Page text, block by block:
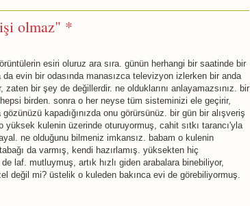
olmaz" *
esiri oluruz ara sıra. günün herhangi bir saatinde bir
evin bir odasında manasızca televizyon izlerken bir anda
bir şey de değillerdir. ne olduklarını anlayamazsınız. bir
birden. sonra o her neyse tüm sisteminizi ele geçirir,
kapadığınızda onu görürsünüz. bir gün bir alışveriş
kulenin üzerinde oturuyormuş, cahit sıtkı tarancı'yla
ne olduğunu bilmeniz imkansız. babam o kulenin
da varmış, kendi hazırlamış. yüksekten hiç
laf. mutluymuş, artık hızlı giden arabalara binebiliyor,
değil mi? üstelik o kuleden bakınca evi de görebiliyormuş.